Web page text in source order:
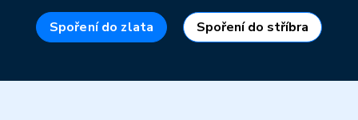
Spoření do zlata Spoření do stříbra